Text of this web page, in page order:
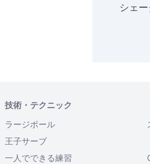
シェ
技術・テクニック
ラージボール
王子サーブ
一人でできる練習